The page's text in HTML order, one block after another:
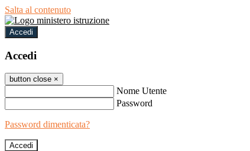
Salta al contenuto
Accedi
Accedi
button close ×
Nome Utente
Password
Password dimenticata?